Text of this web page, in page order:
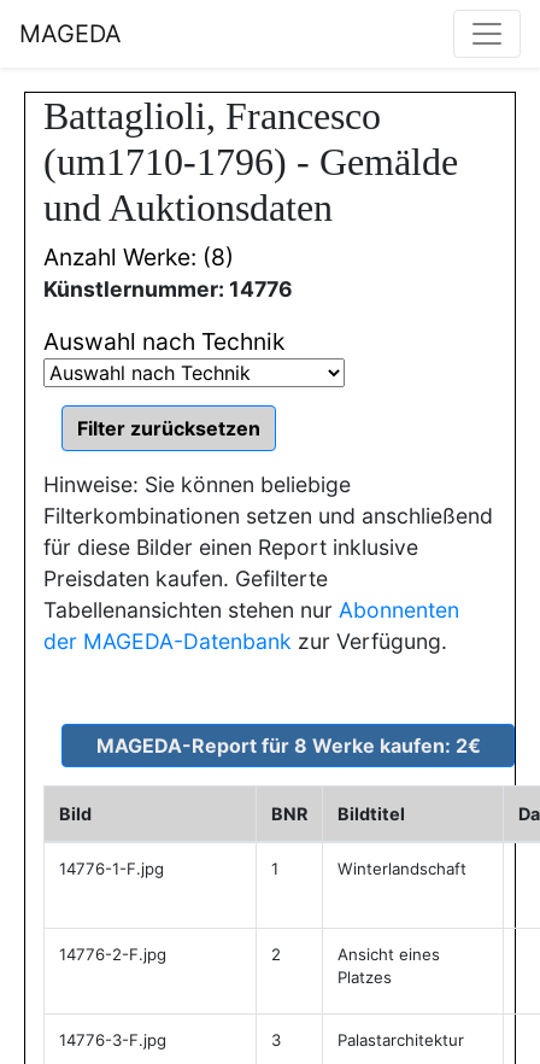
MAGEDA
Battaglioli, Francesco
(um1710-1796) - Gemälde
und Auktionsdaten
Anzahl Werke: (8)
Künstlernummer: 14776
Auswahl nach Technik
Hinweise: Sie können beliebige
Filterkombinationen setzen und anschließend
für diese Bilder einen Report inklusive
Preisdaten kaufen. Gefilterte
Tabellenansichten stehen nur Abonnenten
der MAGEDA-Datenbank zur Verfügung.
Bild BNR Bildtitel
14776-1-F.jpg 1 Winterlandschaft
14776-2-F.jpg 2
Ansicht eines
Platzes
14776-3-F.jpg 3 Palastarchitektur